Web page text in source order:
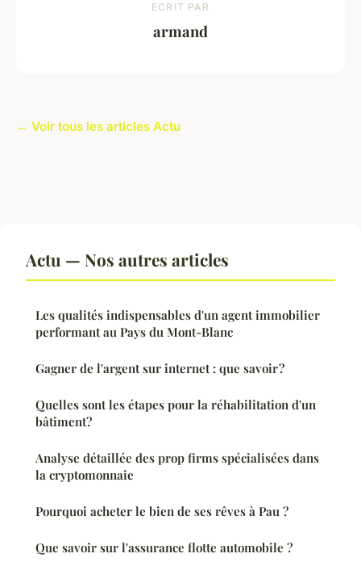
ECRIT PAR
armand
← Voir tous les articles Actu
Actu — Nos autres articles
Les qualités indispensables d'un agent immobilier
performant au Pays du Mont-Blanc
Gagner de l'argent sur internet : que savoir ?
Quelles sont les étapes pour la réhabilitation d'un
bâtiment?
Analyse détaillée des prop firms spécialisées dans
la cryptomonnaie
Pourquoi acheter le bien de ses rêves à Pau ?
Que savoir sur l'assurance flotte automobile ?